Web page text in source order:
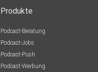
Produkte
Podcast-Beratung
Podcast-Jobs
Podcast-Push
Podcast-Werbung